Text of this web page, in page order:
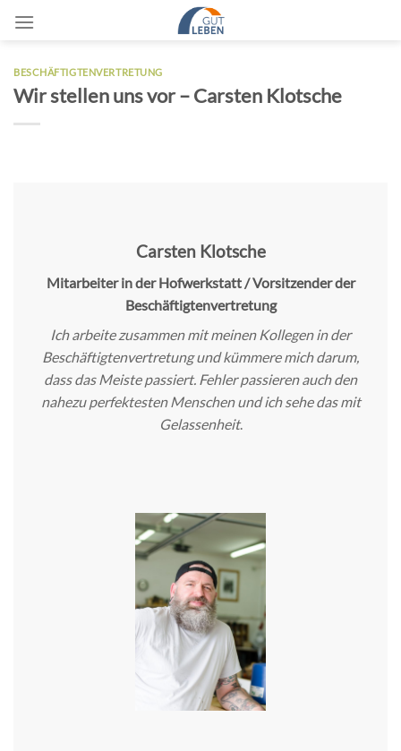
Inhalt
BESCHÄFTIGTENVERTRETUNG
Wir stellen uns vor – Carsten Klotsche
Carsten Klotsche
Mitarbeiter in der Hofwerkstatt / Vorsitzender der
Beschäftigtenvertretung
Ich arbeite zusammen mit meinen Kollegen in der
Beschäftigtenvertretung und kümmere mich darum,
dass das Meiste passiert. Fehler passieren auch den
nahezu perfektesten Menschen und ich sehe das mit
Gelassenheit.